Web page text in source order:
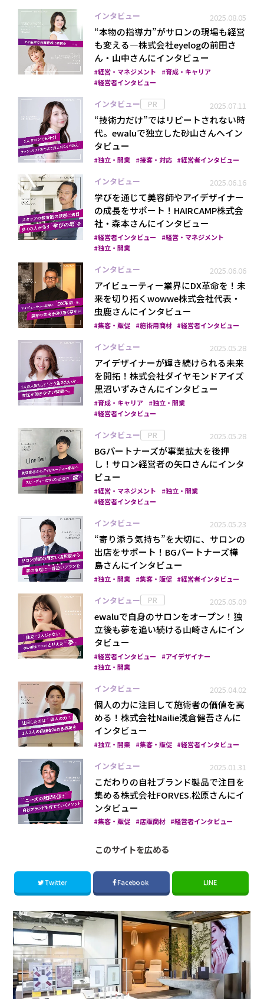
インタビュー 2025.08.05
“本物の指導力”がサロンの現場も経営
も変える―株式会社eyelogの前田さ
ん・山中さんにインタビュー
経営・マネジメント
育成・キャリア
経営者インタビュー
インタビュー PR 2025.07.11
“技術力だけ”ではリピートされない時
代。ewaluで独立した砂山さんへイン
タビュー
独立・開業 接客・対応 経営者インタビュー
インタビュー 2025.06.16
学びを通じて美容師やアイデザイナー
の成長をサポート！HAIRCAMP株式会
社・森本さんにインタビュー
経営者インタビュー
経営・マネジメント
独立・開業
インタビュー 2025.06.06
アイビューティー業界にDX革命を！未
来を切り拓くwowwe株式会社代表・
虫鹿さんにインタビュー
集客・販促 施術用商材 経営者インタビュー
インタビュー 2025.05.28
アイデザイナーが輝き続けられる未来
を開拓！株式会社ダイヤモンドアイズ
黒沼いずみさんにインタビュー
育成・キャリア
独立・開業
経営者インタビュー
インタビュー PR 2025.05.28
BGパートナーズが事業拡大を後押
し！サロン経営者の矢口さんにインタ
ビュー
経営・マネジメント
独立・開業
経営者インタビュー
インタビュー 2025.05.23
“寄り添う気持ち”を大切に、サロンの
出店をサポート！BGパートナーズ樺
島さんにインタビュー
独立・開業 集客・販促 経営者インタビュー
インタビュー PR 2025.05.09
ewaluで自身のサロンをオープン！独
立後も夢を追い続ける山崎さんにイン
タビュー
経営者インタビュー
アイデザイナー
独立・開業
インタビュー 2025.04.02
個人の力に注目して施術者の価値を高
める！株式会社Nailie浅倉健吾さんに
インタビュー
独立・開業 集客・販促 経営者インタビュー
インタビュー 2025.01.31
こだわりの自社ブランド製品で注目を
集める株式会社FORVES.松原さんにイ
ンタビュー
集客・販促 店販商材 経営者インタビュー
このサイトを広める
Twitter Facebook LINE